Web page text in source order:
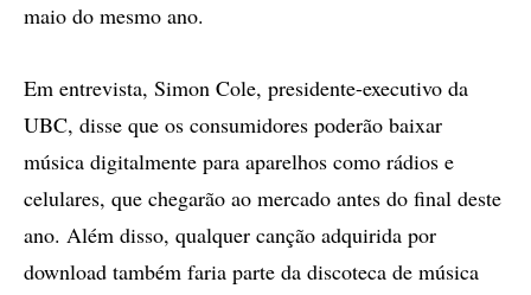
maio do mesmo ano.
Em entrevista, Simon Cole, presidente-executivo da
UBC, disse que os consumidores poderão baixar
música digitalmente para aparelhos como rádios e
celulares, que chegarão ao mercado antes do final deste
ano. Além disso, qualquer canção adquirida por
download também faria parte da discoteca de música